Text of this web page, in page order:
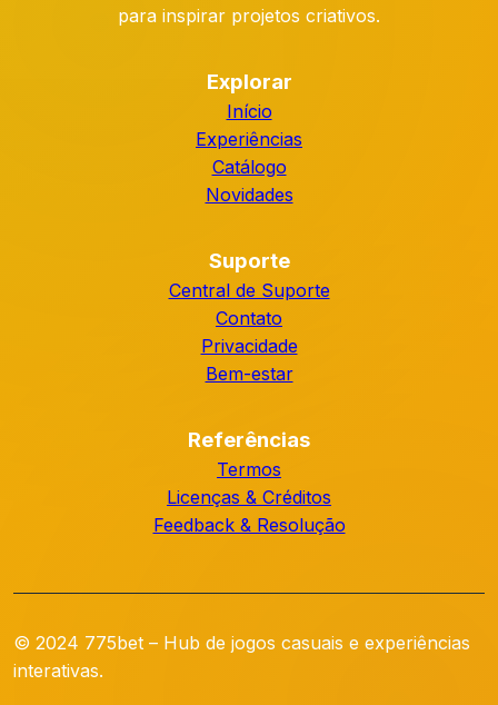
para inspirar projetos criativos.
Explorar
Início
Experiências
Catálogo
Novidades
Suporte
Central de Suporte
Contato
Privacidade
Bem-estar
Referências
Termos
Licenças & Créditos
Feedback & Resolução
© 2024 775bet – Hub de jogos casuais e experiências
interativas.